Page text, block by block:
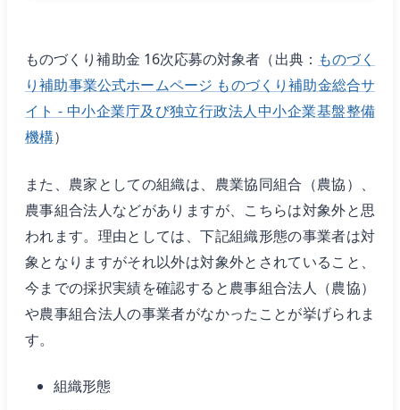
ものづくり補助金 16次応募の対象者（出典： ものづく
り補助事業公式ホームページ ものづくり補助金総合サ
イト - 中小企業庁及び独立行政法人中小企業基盤整備
機構）
また、農家としての組織は、農業協同組合（農協）、
農事組合法人などがありますが、こちらは対象外と思
われます。理由としては、下記組織形態の事業者は対
象となりますがそれ以外は対象外とされていること、
今までの採択実績を確認すると農事組合法人（農協）
や農事組合法人の事業者がなかったことが挙げられま
す。
組織形態